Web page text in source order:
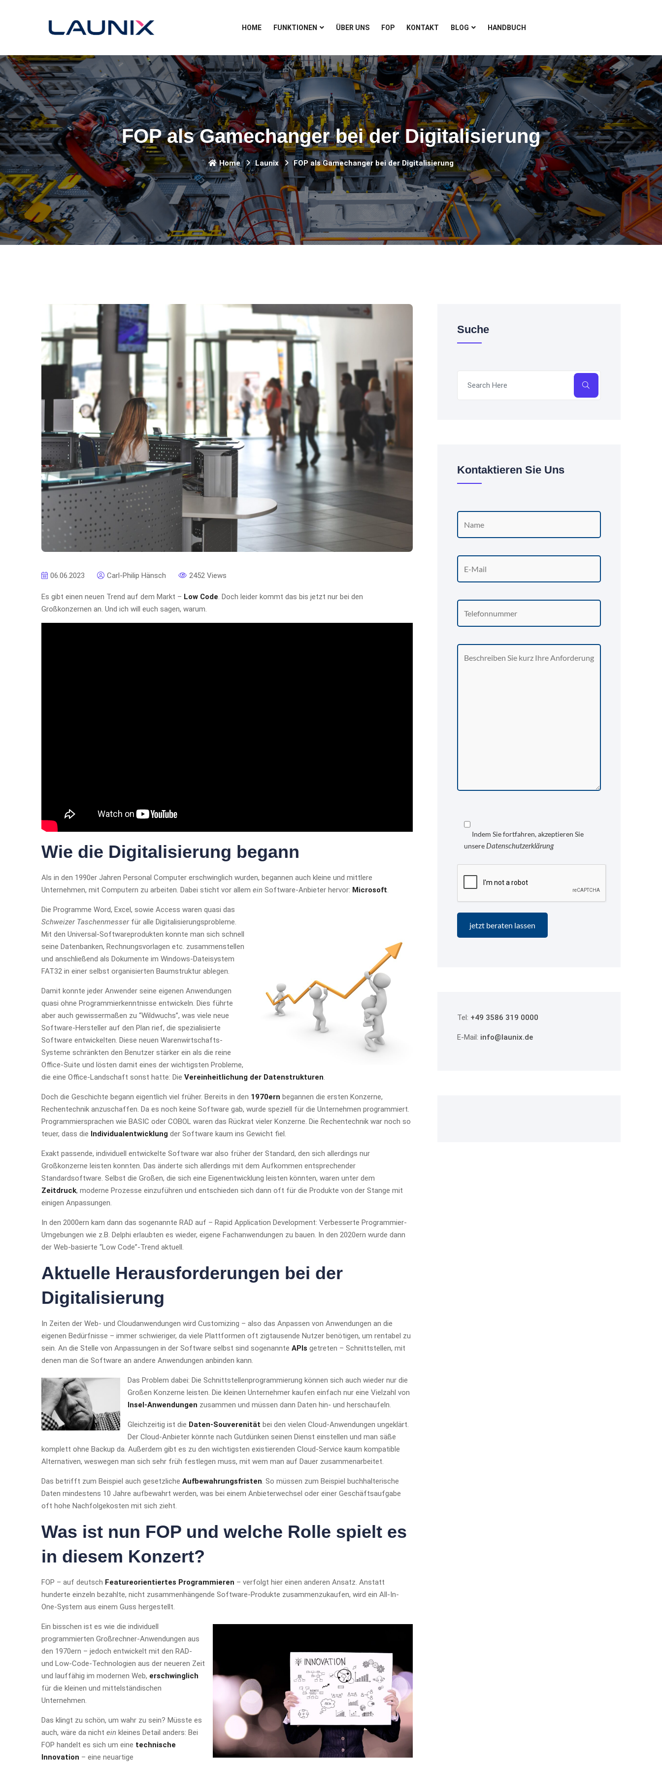
HOME FUNKTIONEN ÜBER UNS FOP KONTAKT BLOG HANDBUCH
FOP als Gamechanger bei der Digitalisierung
Home Launix FOP als Gamechanger bei der Digitalisierung
06.06.2023 Carl-Philip Hänsch 2452 Views
Es gibt einen neuen Trend auf dem Markt – Low Code . Doch leider kommt das bis jetzt nur bei den
Großkonzernen an. Und ich will euch sagen, warum.
Wie die Digitalisierung begann
Als in den 1990er Jahren Personal Computer erschwinglich wurden, begannen auch kleine und mittlere
Unternehmen, mit Computern zu arbeiten. Dabei sticht vor allem ein Software-Anbieter hervor: Microsoft.
Die Programme Word, Excel, sowie Access waren quasi das
Schweizer Taschenmesserfür alle Digitalisierungsprobleme.
Mit den Universal-Softwareprodukten konnte man sich schnell
seine Datenbanken, Rechnungsvorlagen etc. zusammenstellen
und anschließend als Dokumente im Windows-Dateisystem
FAT32 in einer selbst organisierten Baumstruktur ablegen.
Damit konnte jeder Anwender seine eigenen Anwendungen
quasi ohne Programmierkenntnisse entwickeln. Dies führte
aber auch gewissermaßen zu “Wildwuchs”, was viele neue
Software-Hersteller auf den Plan rief, die spezialisierte
Software entwickelten. Diese neuen Warenwirtschafts-
Systeme schränkten den Benutzer stärker ein als die reine
Office-Suite und lösten damit eines der wichtigsten Probleme,
die eine Office-Landschaft sonst hatte: Die Vereinheitlichung der Datenstrukturen.
Doch die Geschichte begann eigentlich viel früher. Bereits in den 1970ern begannen die ersten Konzerne,
Rechentechnik anzuschaffen. Da es noch keine Software gab, wurde speziell für die Unternehmen programmiert.
Programmiersprachen wie BASIC oder COBOL waren das Rückrat vieler Konzerne. Die Rechentechnik war noch so
teuer, dass die Individualentwicklung der Software kaum ins Gewicht fiel.
Exakt passende, individuell entwickelte Software war also früher der Standard, den sich allerdings nur
Großkonzerne leisten konnten. Das änderte sich allerdings mit dem Aufkommen entsprechender
Standardsoftware. Selbst die Großen, die sich eine Eigenentwicklung leisten könnten, waren unter dem
Zeitdruck, moderne Prozesse einzuführen und entschieden sich dann oft für die Produkte von der Stange mit
einigen Anpassungen.
In den 2000ern kam dann das sogenannte RAD auf – Rapid Application Development: Verbesserte Programmier-
Umgebungen wie z.B. Delphi erlaubten es wieder, eigene Fachanwendungen zu bauen. In den 2020ern wurde dann
der Web-basierte “Low Code”-Trend aktuell.
Aktuelle Herausforderungen bei der
Digitalisierung
In Zeiten der Web- und Cloudanwendungen wird Customizing – also das Anpassen von Anwendungen an die
eigenen Bedürfnisse – immer schwieriger, da viele Plattformen oft zigtausende Nutzer benötigen, um rentabel zu
sein. An die Stelle von Anpassungen in der Software selbst sind sogenannte APIs getreten – Schnittstellen, mit
denen man die Software an andere Anwendungen anbinden kann.
Das Problem dabei: Die Schnittstellenprogrammierung können sich auch wieder nur die
Großen Konzerne leisten. Die kleinen Unternehmer kaufen einfach nur eine Vielzahl von
Insel-Anwendungen zusammen und müssen dann Daten hin- und herschaufeln.
Gleichzeitig ist die Daten-Souverenität bei den vielen Cloud-Anwendungen ungeklärt.
Der Cloud-Anbieter könnte nach Gutdünken seinen Dienst einstellen und man säße
komplett ohne Backup da. Außerdem gibt es zu den wichtigsten existierenden Cloud-Service kaum kompatible
Alternativen, weswegen man sich sehr früh festlegen muss, mit wem man auf Dauer zusammenarbeitet.
Das betrifft zum Beispiel auch gesetzliche Aufbewahrungsfristen. So müssen zum Beispiel buchhalterische
Daten mindestens 10 Jahre aufbewahrt werden, was bei einem Anbieterwechsel oder einer Geschäftsaufgabe
oft hohe Nachfolgekosten mit sich zieht.
Was ist nun FOP und welche Rolle spielt es
in diesem Konzert?
FOP – auf deutsch Featureorientiertes Programmieren – verfolgt hier einen anderen Ansatz. Anstatt
hunderte einzeln bezahlte, nicht zusammenhängende Software-Produkte zusammenzukaufen, wird ein All-In-
One-System aus einem Guss hergestellt.
Ein bisschen ist es wie die individuell
programmierten Großrechner-Anwendungen aus
den 1970ern – jedoch entwickelt mit den RAD-
und Low-Code-Technologien aus der neueren Zeit
und lauffähig im modernen Web, erschwinglich
für die kleinen und mittelständischen
Unternehmen.
Das klingt zu schön, um wahr zu sein? Müsste es
auch, wäre da nicht ein kleines Detail anders: Bei
FOP handelt es sich um eine technische
Innovation – eine neuartige
Suche
Kontaktieren Sie Uns
Indem Sie fortfahren, akzeptieren Sie
unsere Datenschutzerklärung
Tel: +49 3586 319 0000
E-Mail: info@launix.de